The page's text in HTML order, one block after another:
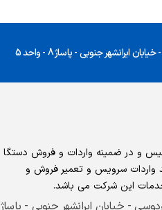
تکثیر در سال 80 تاسیس و در ضمینه واردات و فروش دستگا
واردات سرویس و تعمیر فروش و
این شرکت می باشد.
6 -میدان فردوسی - خیابان ایرانشهر جنوبی - پاساژ